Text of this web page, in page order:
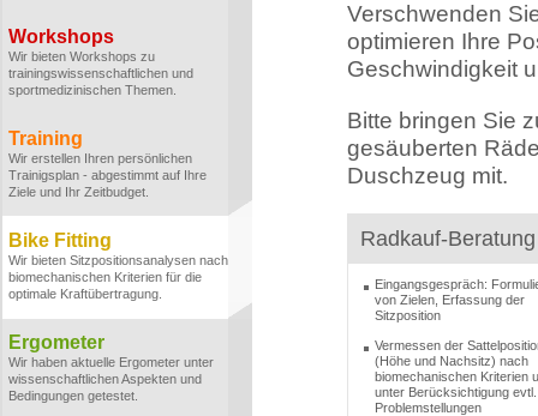
Workshops
Wir bieten Workshops zu
trainingswissenschaftlichen und
sportmedizinischen Themen.
Training
Wir erstellen Ihren persönlichen
Trainigsplan - abgestimmt auf Ihre
Ziele und Ihr Zeitbudget.
Bike Fitting
Wir bieten Sitzpositionsanalysen nach
biomechanischen Kriterien für die
optimale Kraftübertragung.
Ergometer
Wir haben aktuelle Ergometer unter
wissenschaftlichen Aspekten und
Bedingungen getestet.
Verschwenden
optimieren Ihre
Geschwindigkeit
Bitte bringen Sie
gesäuberten
Duschzeug mit.
Radkauf-Beratung
Eingangsgespräch:
von Zielen, Erfassung der
Sitzposition
Vermessen der
(Höhe und Nachsitz) nach
biomechanischen Kriterien
unter Berücksichtigung evtl.
Problemstellungen